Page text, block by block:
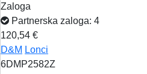
Zaloga
Partnerska zaloga: 4
120,54 €
D&M Lonci
6DMP2582Z